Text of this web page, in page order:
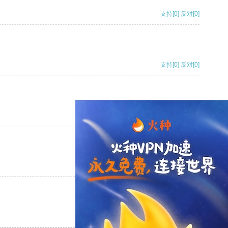
支持[0] 反对[0]
支持[0] 反对[0]
支持 [0] 反对[0]
支持[0] 反对